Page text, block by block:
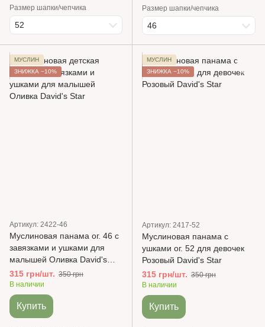
Размер шапки/чепчика
52
Размер шапки/чепчика
46
МУСЛИН
ЗНИЖКА −10%
Артикул: 2422-46
Муслиновая панама ог. 46 с
завязками и ушками для
малышей Оливка David's
Star
315 грн/шт. 350 грн
В наличии
Купить
МУСЛИН
ЗНИЖКА −10%
Артикул: 2417-52
Муслиновая панама с
ушками ог. 52 для девочек
Розовый David's Star
315 грн/шт. 350 грн
В наличии
Купить